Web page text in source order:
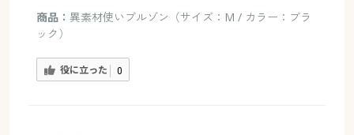
商品： 異素材使いブルゾン（サイズ：M / カラー：ブラ
ック）
役に立った 0